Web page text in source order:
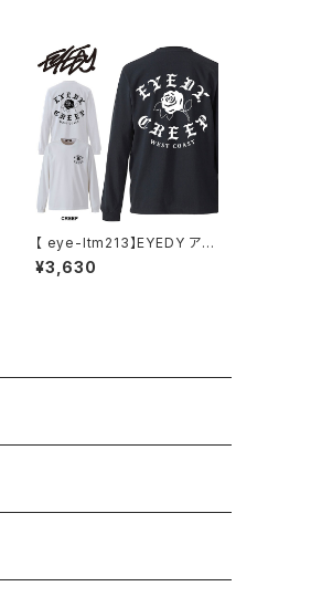
【 eye-ltm213】EYEDY アイ
ディー CREEP 薔薇 ローズ
ロック ロングスリーブTシャツ
¥3,630